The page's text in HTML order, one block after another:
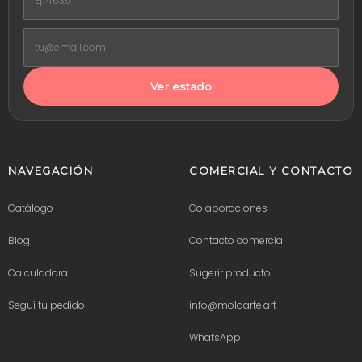
Ver estado
NAVEGACIÓN
Catálogo
Blog
Calculadora
Seguí tu pedido
COMERCIAL Y CONTACTO
Colaboraciones
Contacto comercial
Sugerir producto
info@moldarte.art
WhatsApp